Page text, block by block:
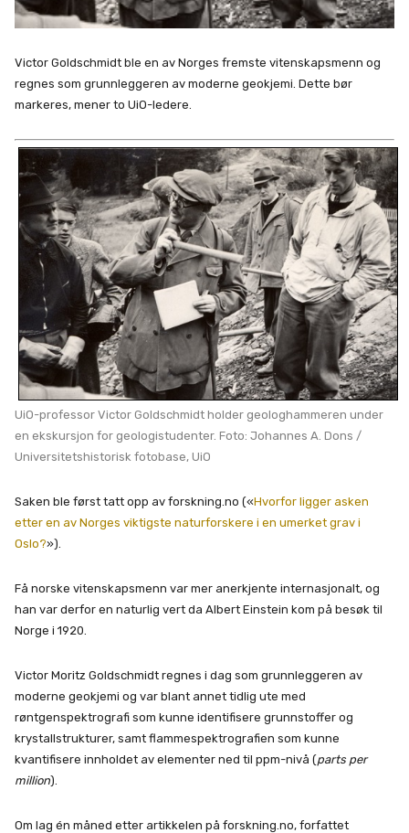
Victor Goldschmidt ble en av Norges fremste vitenskapsmenn og
regnes som grunnleggeren av moderne geokjemi. Dette bør
markeres, mener to UiO-ledere.
UiO-professor Victor Goldschmidt holder geologhammeren under
en ekskursjon for geologistudenter. Foto: Johannes A. Dons /
Universitetshistorisk fotobase, UiO
Saken ble først tatt opp av forskning.no («Hvorfor ligger asken
etter en av Norges viktigste naturforskere i en umerket grav i
Oslo?»).
Få norske vitenskapsmenn var mer anerkjente internasjonalt, og
han var derfor en naturlig vert da Albert Einstein kom på besøk til
Norge i 1920.
Victor Moritz Goldschmidt regnes i dag som grunnleggeren av
moderne geokjemi og var blant annet tidlig ute med
røntgenspektrografi som kunne identifisere grunnstoffer og
krystallstrukturer, samt flammespektrografien som kunne
kvantifisere innholdet av elementer ned til ppm-nivå (parts per
million).
Om lag én måned etter artikkelen på forskning.no, forfattet